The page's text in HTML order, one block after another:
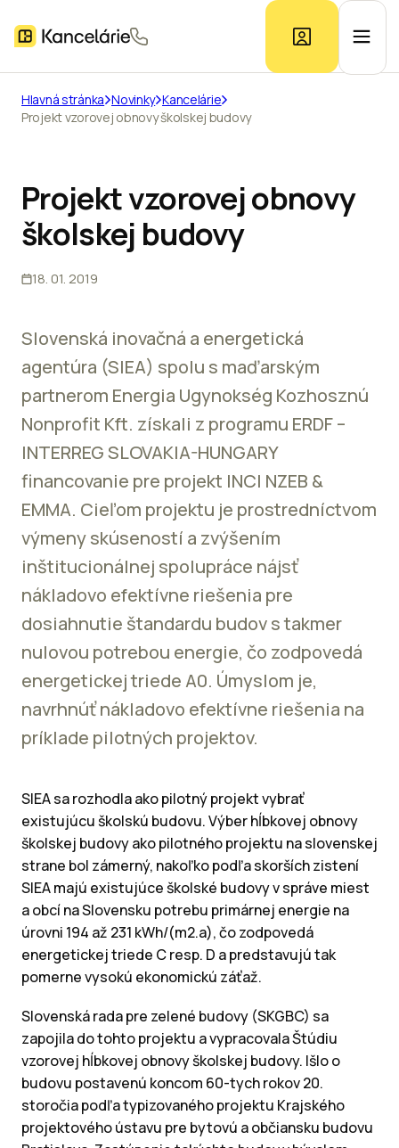
Ponuka kancelárií
Prieskum trhu
Kontakt
Hlavná stránka Novinky Kancelárie
Projekt vzorovej obnovy školskej budovy
Projekt vzorovej obnovy
školskej budovy
18. 01. 2019
Slovenská inovačná a energetická
agentúra (SIEA) spolu s maďarským
partnerom Energia Ugynokség Kozhosznú
Nonprofit Kft. získali z programu ERDF –
INTERREG SLOVAKIA-HUNGARY
financovanie pre projekt INCI NZEB &
EMMA. Cieľom projektu je prostredníctvom
výmeny skúseností a zvýšením
inštitucionálnej spolupráce nájsť
nákladovo efektívne riešenia pre
dosiahnutie štandardu budov s takmer
nulovou potrebou energie, čo zodpovedá
energetickej triede A0. Úmyslom je,
navrhnúť nákladovo efektívne riešenia na
príklade pilotných projektov.
SIEA sa rozhodla ako pilotný projekt vybrať
existujúcu školskú budovu. Výber hĺbkovej obnovy
školskej budovy ako pilotného projektu na slovenskej
strane bol zámerný, nakoľko podľa skorších zistení
SIEA majú existujúce školské budovy v správe miest
a obcí na Slovensku potrebu primárnej energie na
úrovni 194 až 231 kWh/(m2.a), čo zodpovedá
energetickej triede C resp. D a predstavujú tak
pomerne vysokú ekonomickú záťaž.
Slovenská rada pre zelené budovy (SKGBC) sa
zapojila do tohto projektu a vypracovala Štúdiu
vzorovej hĺbkovej obnovy školskej budovy. Išlo o
budovu postavenú koncom 60-tych rokov 20.
storočia podľa typizovaného projektu Krajského
projektového ústavu pre bytovú a občiansku budovu